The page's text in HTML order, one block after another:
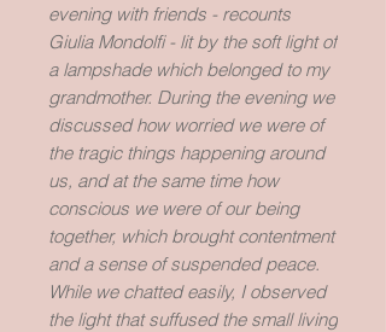
evening with friends - recounts
Giulia Mondolfi - lit by the soft light of
a lampshade which belonged to my
grandmother. During the evening we
discussed how worried we were of
the tragic things happening around
us, and at the same time how
conscious we were of our being
together, which brought contentment
and a sense of suspended peace.
While we chatted easily, I observed
the light that suffused the small living